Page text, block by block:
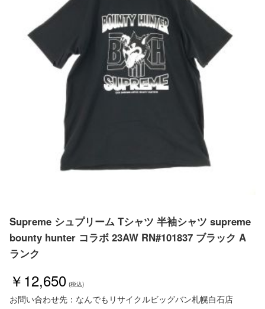
Supreme シュプリーム Tシャツ 半袖シャツ supreme
bounty hunter コラボ 23AW RN#101837 ブラック A
ランク
￥12,650
お問い合わせ先：なんでもリサイクルビッグバン札幌白石店